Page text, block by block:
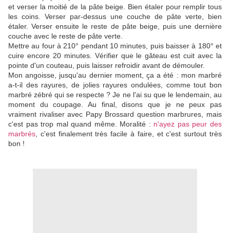
et verser la moitié de la pâte beige. Bien étaler pour remplir tous
les coins. Verser par-dessus une couche de pâte verte, bien
étaler. Verser ensuite le reste de pâte beige, puis une dernière
couche avec le reste de pâte verte.
Mettre au four à 210° pendant 10 minutes, puis baisser à 180° et
cuire encore 20 minutes. Vérifier que le gâteau est cuit avec la
pointe d'un couteau, puis laisser refroidir avant de démouler.
Mon angoisse, jusqu'au dernier moment, ça a été : mon marbré
a-t-il des rayures, de jolies rayures ondulées, comme tout bon
marbré zébré qui se respecte ? Je ne l'ai su que le lendemain, au
moment du coupage. Au final, disons que je ne peux pas
vraiment rivaliser avec Papy Brossard question marbrures, mais
c'est pas trop mal quand même. Moralité : n'ayez pas peur des
marbrés , c'est finalement très facile à faire, et c'est surtout très
bon !